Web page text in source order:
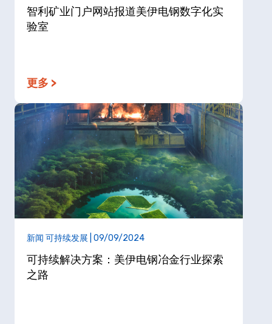
智利矿业门户网站报道美伊电钢数字化实
验室
更多 >
新闻 可持续发展 | 09/09/2024
可持续解决方案：美伊电钢冶金行业探索
之路